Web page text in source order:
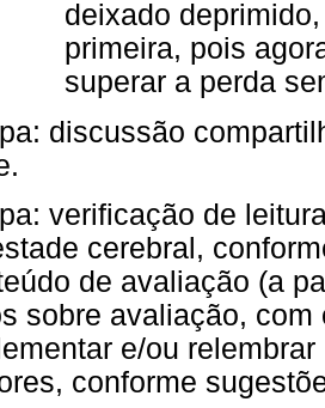
deixado
primeira, pois
superar a perda
discussão
verificação de
cerebral,
de avaliação (a
sobre avaliação,
e/ou
conforme